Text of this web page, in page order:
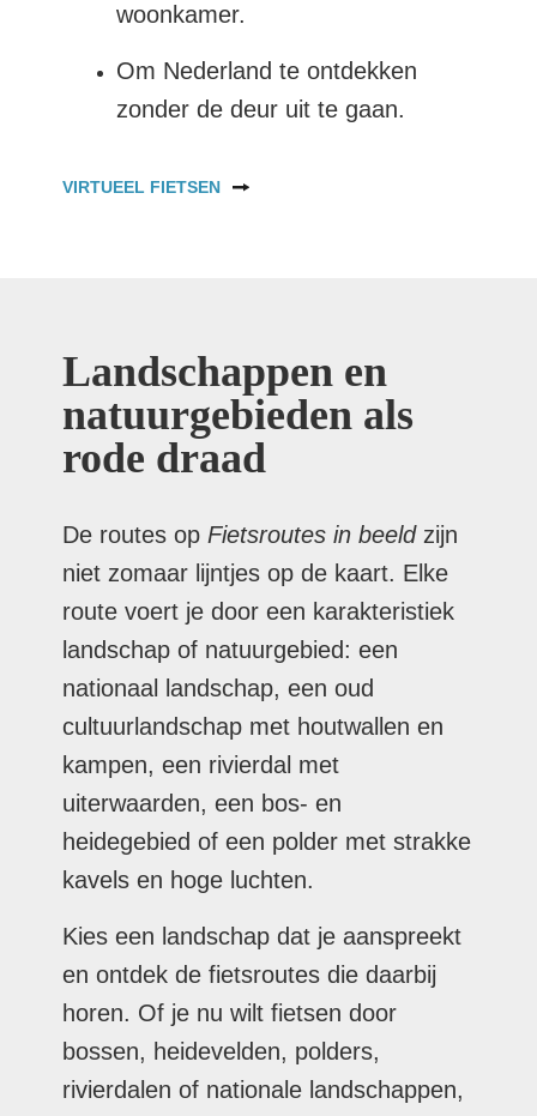
woonkamer.
Om Nederland te ontdekken
zonder de deur uit te gaan.
VIRTUEEL FIETSEN
Landschappen en
natuurgebieden als
rode draad
De routes op Fietsroutes in beeldzijn
niet zomaar lijntjes op de kaart. Elke
route voert je door een karakteristiek
landschap of natuurgebied: een
nationaal landschap, een oud
cultuurlandschap met houtwallen en
kampen, een rivierdal met
uiterwaarden, een bos- en
heidegebied of een polder met strakke
kavels en hoge luchten.
Kies een landschap dat je aanspreekt
en ontdek de fietsroutes die daarbij
horen. Of je nu wilt fietsen door
bossen, heidevelden, polders,
rivierdalen of nationale landschappen,